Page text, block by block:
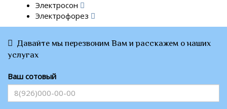
Электросон
Электрофорез
Давайте мы перезвоним Вам и расскажем о наших
услугах
Ваш сотовый